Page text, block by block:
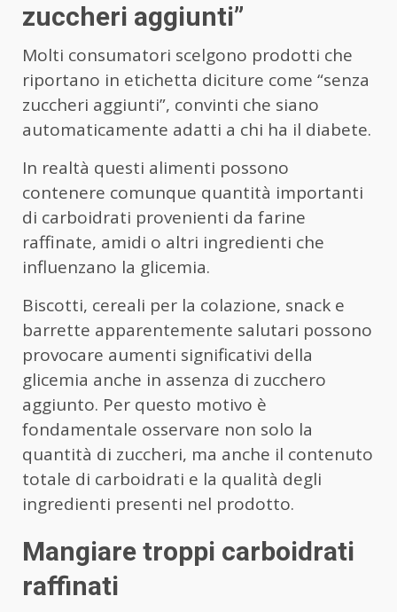
zuccheri aggiunti”
Molti consumatori scelgono prodotti che
riportano in etichetta diciture come “senza
zuccheri aggiunti”, convinti che siano
automaticamente adatti a chi ha il diabete.
In realtà questi alimenti possono
contenere comunque quantità importanti
di carboidrati provenienti da farine
raffinate, amidi o altri ingredienti che
influenzano la glicemia.
Biscotti, cereali per la colazione, snack e
barrette apparentemente salutari possono
provocare aumenti significativi della
glicemia anche in assenza di zucchero
aggiunto. Per questo motivo è
fondamentale osservare non solo la
quantità di zuccheri, ma anche il contenuto
totale di carboidrati e la qualità degli
ingredienti presenti nel prodotto.
Mangiare troppi carboidrati
raffinati